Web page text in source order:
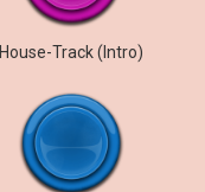
House-Track (Intro)